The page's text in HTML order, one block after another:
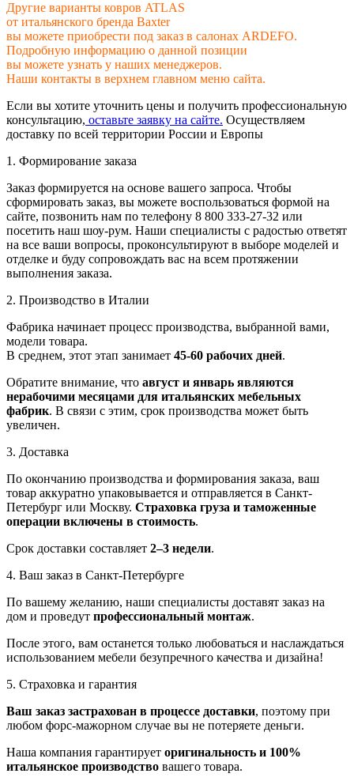
Другие варианты ковров ATLAS
от итальянского бренда Baxter
вы можете приобрести под заказ в салонах ARDEFO.
Подробную информацию о данной позиции
вы можете узнать у наших менеджеров.
Наши контакты в верхнем главном меню сайта.
Если вы хотите уточнить цены и получить профессиональную
консультацию, оставьте заявку на сайте. Осуществляем
доставку по всей территории России и Европы
1. Формирование заказа
Заказ формируется на основе вашего запроса. Чтобы
сформировать заказ, вы можете воспользоваться формой на
сайте, позвонить нам по телефону 8 800 333-27-32 или
посетить наш шоу-рум. Наши специалисты с радостью ответят
на все ваши вопросы, проконсультируют в выборе моделей и
отделке и буду сопровождать вас на всем протяжении
выполнения заказа.
2. Производство в Италии
Фабрика начинает процесс производства, выбранной вами,
модели товара.
В среднем, этот этап занимает 45-60 рабочих дней.
Обратите внимание, что август и январь являются
нерабочими месяцами для итальянских мебельных
фабрик. В связи с этим, срок производства может быть
увеличен.
3. Доставка
По окончанию производства и формирования заказа, ваш
товар аккуратно упаковывается и отправляется в Санкт-
Петербург или Москву. Страховка груза и таможенные
операции включены в стоимость.
Срок доставки составляет 2–3 недели.
4. Ваш заказ в Санкт-Петербурге
По вашему желанию, наши специалисты доставят заказ на
дом и проведут профессиональный монтаж.
После этого, вам останется только любоваться и наслаждаться
использованием мебели безупречного качества и дизайна!
5. Страховка и гарантия
Ваш заказ застрахован в процессе доставки, поэтому при
любом форс-мажорном случае вы не потеряете деньги.
Наша компания гарантирует оригинальность и 100%
итальянское производство вашего товара.